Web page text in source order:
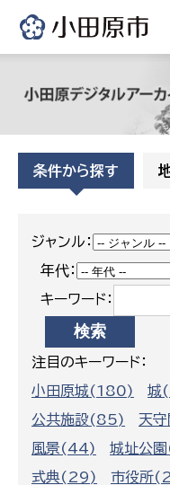
条件から探す
ジャンル：
年代：
キーワード：
注目のキーワード：
小田原城(180)
城
公共施設(85)
天
風景(44)
城址公
式典(29)
市役所